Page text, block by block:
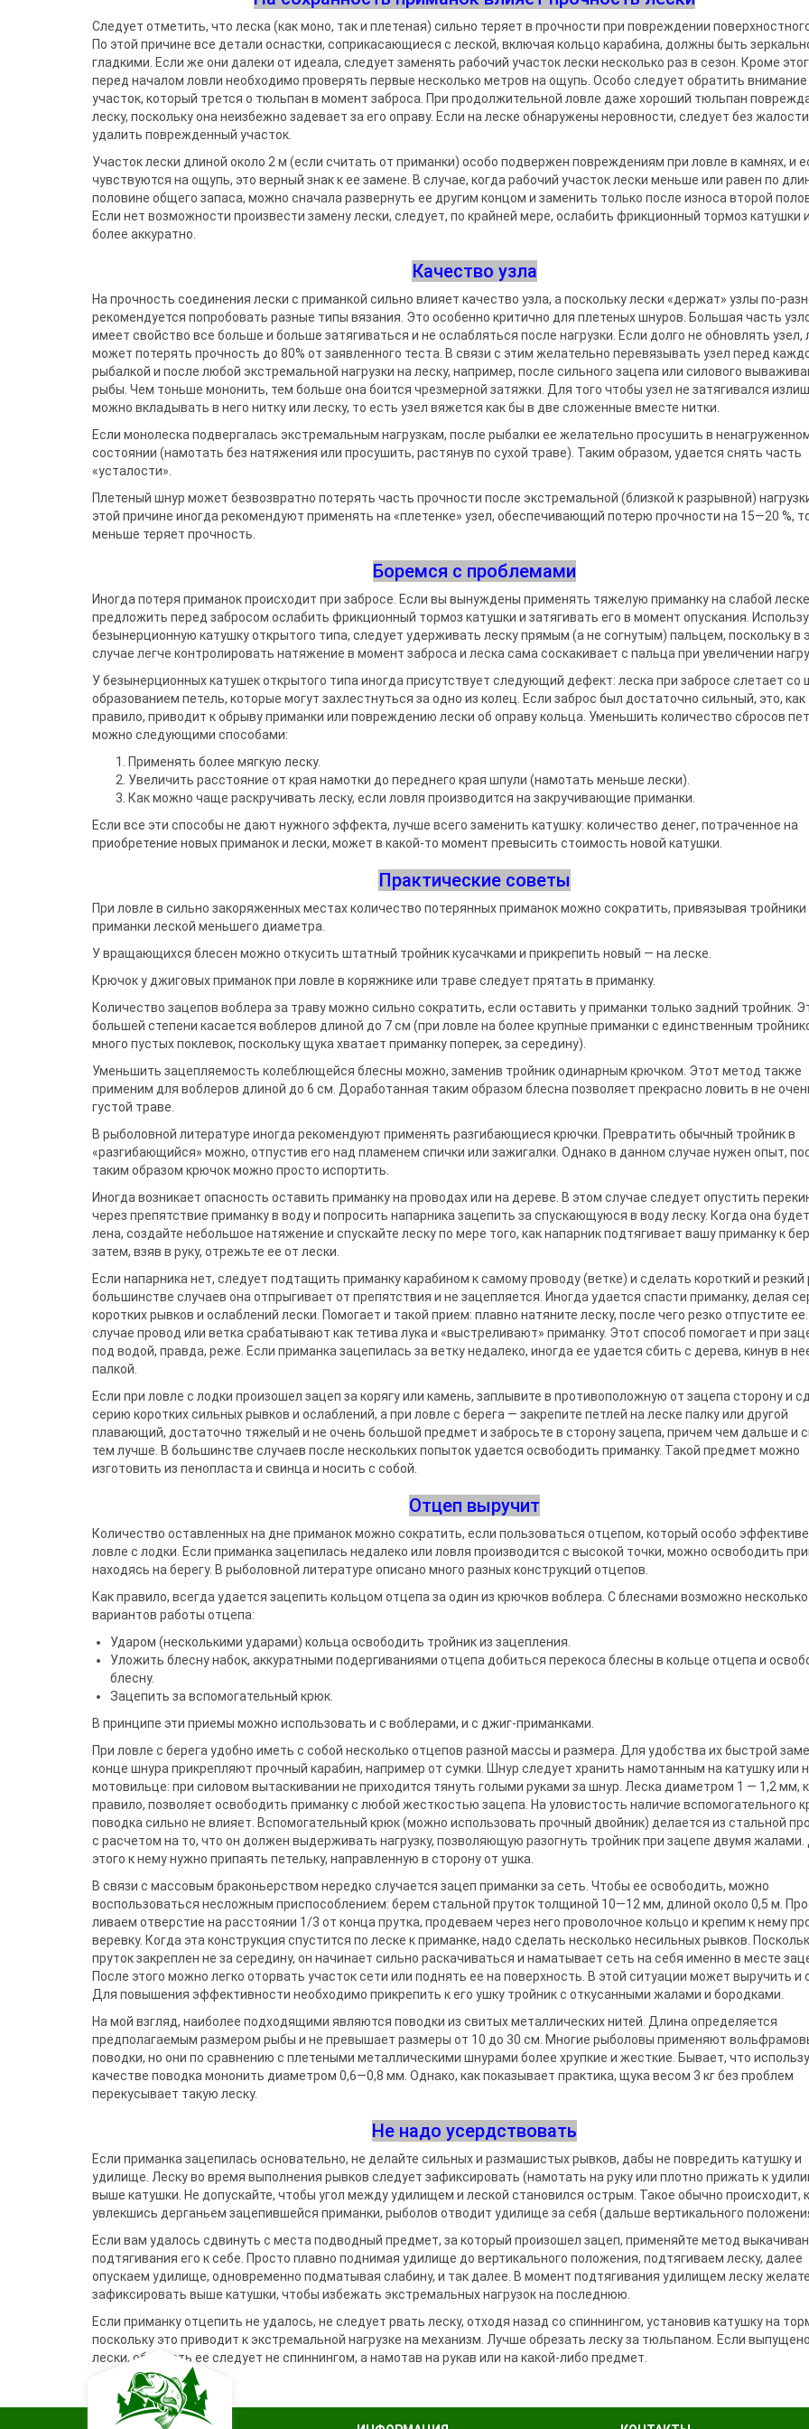
Чехлы и сумки
спиннингиста
Поводковый материал
Аксессуары для монтажа
Крючки фидерные
Сигнализаторы поклевки
Подставки и держатели
Род-поды
Подставки
Бузбары
Аксессуары для подставок и
держателей
Треноги
Держатели
Ведра
Сита
Fanatik
Fisher Club
SinkFish
Следует отметить, что леска (как моно, так и плетеная) сильно теряет в прочности при повреждении
По этой причине все детали оснастки, соприкасающиеся с леской, включая кольцо карабина, должны быть
гладкими. Если же они далеки от идеала, следу­ет заменять рабочий участок лески несколько раз в сезон. Кроме
перед началом ловли необходимо проверять первые несколько метров на ощупь. Особо следует обратить внимание
участок, который трется о тюльпан в момент заброса. При продолжительной ловле даже хо­роший тюльпан
леску, поскольку она неизбежно задевает за его оправу. Если на леске обнаруже­ны неровности, следует без жалости
удалить поврежденный участок.
Участок лески длиной около 2 м (ес­ли считать от приманки) особо под­вержен повреждениям при ловле в камнях, и
чувствуются на ощупь, это верный знак к ее замене. В случае, когда рабочий участок лески меньше или равен по
половине общего запаса, можно сначала развер­нуть ее другим концом и заменить только после износа второй
Если нет возможности произве­сти замену лески, следует, по крайней мере, ослабить фрикционный тормоз катушки
более аккуратно.
Качество узла
На прочность соединения лески с приманкой сильно влияет качество узла, а поскольку лески «держат» уз­лы по-
рекомендуется попро­бовать разные типы вязания. Это особенно критично для плетеных шнуров. Большая часть
имеет свойство все больше и больше затяги­ваться и не ослабляться после нагруз­ки. Если долго не обновлять узел,
может потерять прочность до 80% от заявленного теста. В связи с этим желательно перевязывать узел перед
рыбалкой и после любой экс­тремальной нагрузки на леску, напри­мер, после сильного зацепа или сило­вого
рыбы. Чем тоньше мононить, тем больше она боится чрезмерной затяжки. Для того чтобы узел не затягивался
можно вкладывать в него нитку или леску, то есть узел вяжется как бы в две сло­женные вместе нитки.
Если монолеска подвергалась экс­тремальным нагрузкам, после рыбал­ки ее желательно просушить в
состоянии (намотать без натяжения или просушить, растянув по сухой траве). Таким образом, уда­ется снять часть
«усталости».
Плетеный шнур может безвозврат­но потерять часть прочности после экстремальной (близкой к разрыв­ной)
этой причине иногда рекомендуют применять на «плетенке» узел, обеспечивающий потерю прочности на 15—20 %,
меньше теряет прочность.
Боремся с проблемами
Иногда потеря приманок происхо­дит при забросе. Если вы вынужде­ны применять тяжелую приманку на слабой
предложить пе­ред забросом ослабить фрикцион­ный тормоз катушки и затягивать его в момент опускания.
безынерционную катушку открыто­го типа, следует удерживать леску прямым (а не согнутым) пальцем, поскольку в
случае легче конт­ролировать натяжение в момент за­броса и леска сама соскакивает с пальца при увеличении
У безынерционных катушек откры­того типа иногда присутствует следу­ющий дефект: леска при забросе сле­тает со
образованием петель, которые могут захлестнуться за одно из колец. Если заброс был достаточно сильный, это, как
правило, приводит к обрыву приманки или поврежде­нию лески об оправу кольца. Умень­шить количество сбросов
можно следующими способами:
Применять более мягкую леску.
Увеличить расстояние от края намотки до переднего края шпули (намотать меньше лески).
Как можно чаще раскручивать леску, если ловля производится на закручивающие приманки.
Если все эти способы не дают нуж­ного эффекта, лучше всего заменить катушку: количество денег, потрачен­ное на
приобретение новых приманок и лески, может в какой-то момент превысить стоимость новой катушки.
Практические советы
При ловле в сильно закоряженных местах количество потерянных при­манок можно сократить, привязы­вая тройники
приманки лес­кой меньшего диаметра.
У вращающихся блесен можно от­кусить штатный тройник кусачками и прикрепить новый — на леске.
Крючок у джиговых приманок при ловле в коряжнике или траве следует прятать в приманку.
Количество зацепов воблера за тра­ву можно сильно сократить, если ос­тавить у приманки только задний тройник.
большей степени ка­сается воблеров длиной до 7 см (при ловле на более крупные приманки с единственным
много пус­тых поклевок, поскольку щука хвата­ет приманку поперек, за середину).
Уменьшить зацепляемость колеб­лющейся блесны можно, заменив тройник одинарным крючком. Этот метод также
применим для воблеров длиной до 6 см. Доработанная таким образом блесна позволяет прекрасно ловить в не
густой траве.
В рыболовной литературе иногда рекомендуют применять разгибаю­щиеся крючки. Превратить обыч­ный тройник в
«разгибающийся» можно, отпустив его над пламенем спички или зажигалки. Однако в данном случае нужен опыт,
таким образом крючок можно просто испортить.
Иногда возникает опасность оста­вить приманку на проводах или на дереве. В этом случае следует опус­тить
через препятст­вие приманку в воду и попросить на­парника зацепить за спускающуюся в воду леску. Когда она
лена, создайте небольшое натяжение и спускайте леску по мере того, как напарник подтягивает вашу при­манку к
затем, взяв в руку, отрежьте ее от лески.
Если напарника нет, следует подта­щить приманку карабином к самому проводу (ветке) и сделать короткий и резкий
большинстве случаев она отпрыгивает от препятствия и не зацепляется. Иногда удается спасти приманку, делая
коротких рывков и ослаблений лески. Помогает и такой прием: плавно натяните леску, после чего резко отпустите
случае провод или ветка срабатыва­ют как тетива лука и «выстреливают» приманку. Этот способ помогает и при
под водой, правда, реже. Если приманка зацепилась за ветку недалеко, иногда ее удается сбить с дерева, кинув в
палкой.
Если при ловле с лодки произошел зацеп за корягу или камень, заплыви­те в противоположную от зацепа сто­рону и
серию коротких сильных рывков и ослаблений, а при ловле с берега — закрепите петлей на леске палку или другой
плавающий, достаточно тяжелый и не очень боль­шой предмет и забросьте в сторону зацепа, причем чем дальше и
тем лучше. В большинстве случаев после нескольких попыток удается освободить приманку. Такой пред­мет можно
изготовить из пенопласта и свинца и носить с собой.
Отцеп выручит
Количество оставленных на дне приманок можно сократить, если пользоваться отцепом, который осо­бо
ловле с лодки. Ес­ли приманка зацепилась недалеко или ловля производится с высокой точки, можно освободить
находясь на берегу. В рыболовной литературе описано много разных конструкций отцепов.
Как правило, всегда удается зацепить кольцом отцепа за один из крючков воблера. С блеснами возможно несколько
вариантов работы отцепа:
Ударом (несколькими уда­рами) кольца освободить тройник из зацепления.
Уложить блесну набок, аккуратными подергиваниями отцепа добиться перекоса блесны в кольце отцепа и
блесну.
Зацепить за вспомогательный крюк.
В принципе эти приемы можно ис­пользовать и с воблерами, и с джиг-приманками.
При ловле с берега удобно иметь с собой несколько отцепов разной массы и размера. Для удобства их быстрой
конце шнура прикрепляют прочный карабин, на­пример от сумки. Шнур следует хранить намотанным на катушку или
мотовильце: при силовом вы­таскивании не приходится тянуть голыми руками за шнур. Леска диа­метром 1 — 1,2 мм,
правило, поз­воляет освободить приманку с лю­бой жесткостью зацепа. На уловистость наличие вспомогательного
поводка сильно не влияет. Вспомогательный крюк (можно ис­пользовать прочный двойник) дела­ется из стальной
с расчетом на то, что он должен выдержи­вать нагрузку, позволяющую разо­гнуть тройник при зацепе двумя жалами.
этого к нему нужно припаять петельку, направленную в сторону от ушка.
В связи с массовым браконьерством нередко случается за­цеп приманки за сеть. Чтобы ее освободить, можно
воспользоваться несложным при­способлением: берем стальной пруток толщиной 10—12 мм, длиной около 0,5 м.
ливаем отверстие на расстоя­нии 1/3 от конца прутка, продеваем через него проволочное кольцо и крепим к не­му
веревку. Когда эта конструкция спустится по леске к приманке, надо сделать несколько несильных рывков.
пруток закреплен не за середину, он начинает сильно раскачиваться и наматывает сеть на себя именно в месте
После этого можно легко оторвать участок сети или поднять ее на поверхность. В этой ситуации может выручить и
Для повышения эффективности необходимо прикрепить к его ушку тройник с откусанными жала­ми и бородками.
На мой взгляд, наиболее подходя­щими являются поводки из свитых металлических нитей. Длина опреде­ляется
предполагаемым размером рыбы и не превышает размеры от 10 до 30 см. Многие рыболовы применя­ют
поводки, но они по сравнению с плетеными металличе­скими шнурами более хрупкие и же­сткие. Бывает, что
ка­честве поводка мононить диаметром 0,6—0,8 мм. Однако, как показывает практика, щука весом 3 кг без проб­лем
перекусывает такую леску.
Не надо усердствовать
Если приманка зацепилась основа­тельно, не делайте сильных и разма­шистых рывков, дабы не повредить катушку и
удилище. Леску во время выполнения рывков следует зафиксировать (намотать на руку или плотно прижать к
выше катушки. Не допускайте, чтобы угол между удилищем и леской становился острым. Такое обычно происходит,
увлекшись дерганьем заце­пившейся приманки, рыбо­лов отводит удилище за себя (дальше вертикального
Если вам удалось сдвинуть с места подводный предмет, за который произошел за­цеп, применяйте метод
подтягива­ния его к себе. Просто плав­но поднимая удилище до вертикального положения, подтягиваем леску, далее
опускаем удилище, одновре­менно подматывая слабину, и так далее. В момент подтягивания удилищем леску
зафиксировать выше катушки, что­бы избежать экстремальных нагру­зок на последнюю.
Если приманку отцепить не уда­лось, не следует рвать леску, отходя назад со спиннингом, установив ка­тушку на
поскольку это приводит к экстремальной нагрузке на механизм. Лучше обрезать леску за тюльпаном. Если
лески, обрывать ее следует не спин­нингом, а намотав на рукав или на какой-либо предмет.